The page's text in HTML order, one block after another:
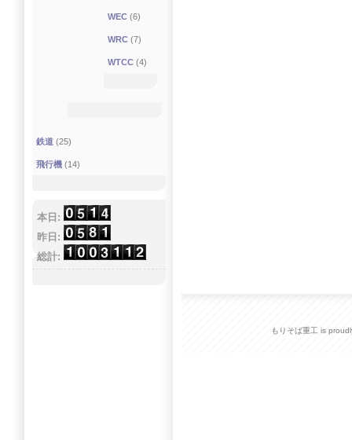
WEC (6)
WRC (7)
WTCC (4)
鉄道 (25)
飛行機 (14)
本日:
昨日:
総計:
もりそば重工 is